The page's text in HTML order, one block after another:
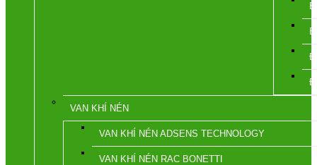
VAN KHÍ NÉN
VAN KHÍ NÉN ADSENS TECHNOLOGY
VAN KHÍ NÉN RAC BONETTI